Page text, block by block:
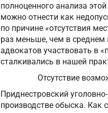
полноценного анализа
можно отнести как
по причине «отсутствия
раз меньше, чем в
адвокатов участвовать в
сталкивались в нашей
Отсутствие
Приднестровский
производстве обыска. Как